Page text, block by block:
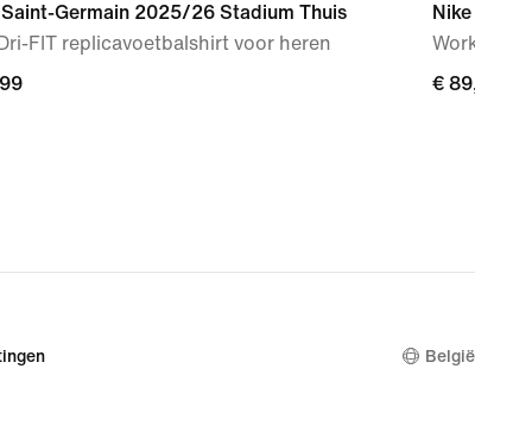
Germain 2025/26 Stadium Thuis
FIT replicavoetbalshirt voor heren
Nike Bella
Work-
€ 89,99
€ 89,99
België